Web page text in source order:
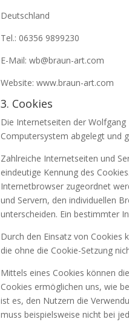
Deutschland
Tel.: 06356 9899230
E-Mail: wb@braun-art.com
Website: www.braun-art.com
3. Cookies
Die Internetseiten der
Computersystem abgelegt und
Zahlreiche Internetseiten und
eindeutige Kennung des
Internetbrowser zugeordnet
und Servern, den individuellen
unterscheiden. Ein bestimmter
Durch den Einsatz von Cookies
die ohne die Cookie-Setzung
Mittels eines Cookies können
Cookies ermöglichen uns, wie
ist es, den Nutzern die
muss beispielsweise nicht bei